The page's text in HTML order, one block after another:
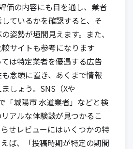
価の内容にも目を通し、業者
ているかを確認すると、そ
姿勢が垣間見えます。また、
サイトも参考になります
は特定業者を優遇する広告
念頭に置き、あくまで情報
しょう。SNS（Xや
「城陽市 水道業者」などと検
アルな体験談が見つかるこ
せレビューにはいくつかの特
ば、「投稿時期が特定の期間